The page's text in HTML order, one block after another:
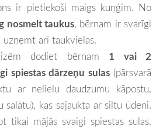
ir pietiekoši maigs kuņģim. No
nosmelt taukus, bērnam ir svarīgi
uzņemt arī taukvielas.
dodiet bērnam 1 vai 2
spiestas dārzeņu sulas(pārsvarā
ar nelielu daudzumu kāpostu,
salātu), kas sajaukta ar siltu ūdeni.
tikai mājās svaigi spiestas sulas.